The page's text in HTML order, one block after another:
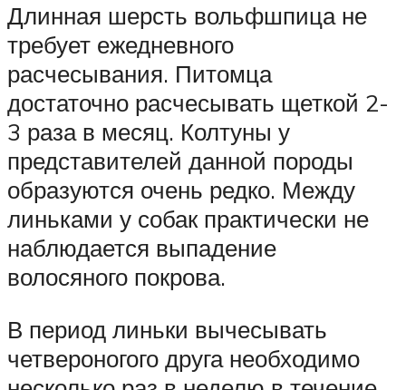
Длинная шерсть вольфшпица не
требует ежедневного
расчесывания. Питомца
достаточно расчесывать щеткой 2-
3 раза в месяц. Колтуны у
представителей данной породы
образуются очень редко. Между
линьками у собак практически не
наблюдается выпадение
волосяного покрова.
В период линьки вычесывать
четвероногого друга необходимо